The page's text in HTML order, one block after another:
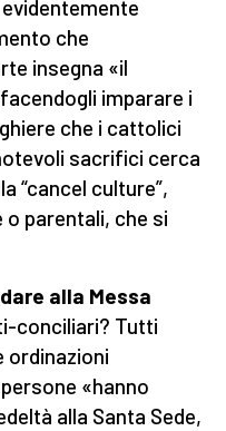
che
insegna «il
imparare i
che i cattolici
sacrifici cerca
“cancel culture”,
parentali, che si
alla Messa
conciliari? Tutti
ordinazioni
«hanno
alla Santa Sede,